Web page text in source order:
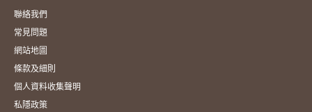
聯絡我們
常見問題
網站地圖
條款及細則
個人資料收集聲明
私隱政策